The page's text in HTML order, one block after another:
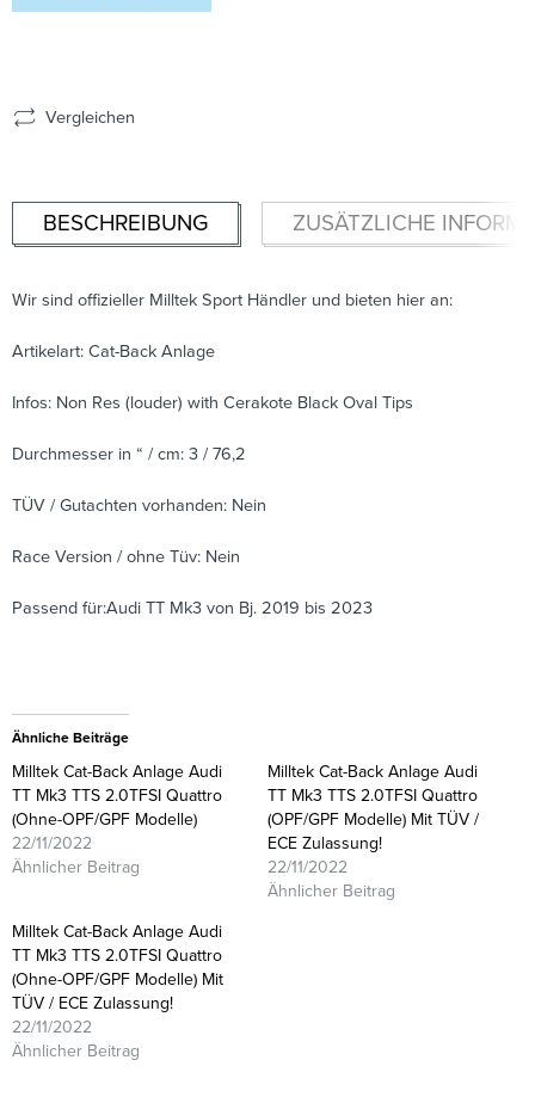
Vergleichen
BESCHREIBUNG ZUSÄTZLICHE
Wir sind offizieller Milltek Sport Händler und bieten hier an:
Artikelart: Cat-Back Anlage
Infos: Non Res (louder) with Cerakote Black Oval Tips
Durchmesser in “ / cm: 3 / 76,2
TÜV / Gutachten vorhanden: Nein
Race Version / ohne Tüv: Nein
Passend für:Audi TT Mk3 von Bj. 2019 bis 2023
Ähnliche Beiträge
Milltek Cat-Back Anlage Audi
TT Mk3 TTS 2.0TFSI Quattro
(Ohne-OPF/GPF Modelle)
22/11/2022
Ähnlicher Beitrag
Milltek Cat-Back Anlage Audi
TT Mk3 TTS 2.0TFSI Quattro
(OPF/GPF Modelle) Mit TÜV /
ECE Zulassung!
22/11/2022
Ähnlicher Beitrag
Milltek Cat-Back Anlage Audi
TT Mk3 TTS 2.0TFSI Quattro
(Ohne-OPF/GPF Modelle) Mit
TÜV / ECE Zulassung!
22/11/2022
Ähnlicher Beitrag